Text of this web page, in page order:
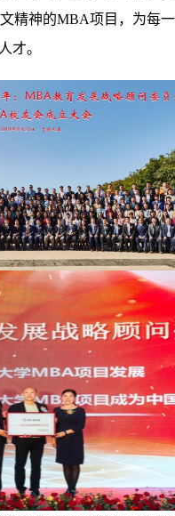
精神的MBA项目，为每
才。